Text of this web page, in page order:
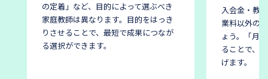
の定着」など、目的によって選ぶべき
家庭教師は異なります。 目的をはっき
りさせることで、最短で成果につなが
る選択ができます。
入会金・教
業料以外の
ょう。
「月
ることで、
げます。